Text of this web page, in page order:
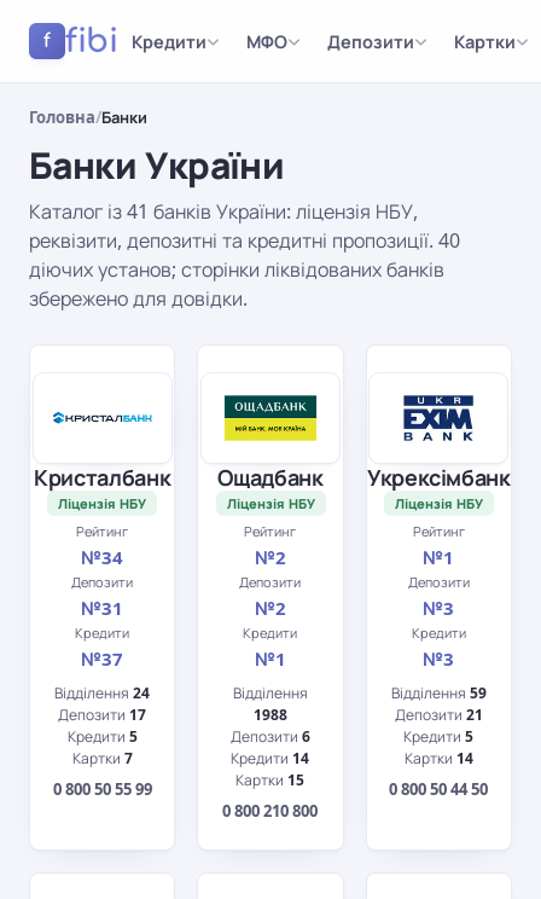
f fibi Кредити МФО Депозити Картки
Головна/Банки
Банки України
Каталог із 41 банків України: ліцензія НБУ,
реквізити, депозитні та кредитні пропозиції. 40
діючих установ; сторінки ліквідованих банків
збережено для довідки.
Кристалбанк
Ліцензія НБУ
Рейтинг
№34
Депозити
№31
Кредити
№37
Відділення24
Депозити 17
Кредити 5
Картки 7
0 800 50 55 99
Ощадбанк
Ліцензія НБУ
Рейтинг
№2
Депозити
№2
Кредити
№1
Відділення
1988
Депозити 6
Кредити 14
Картки 15
0 800 210 800
Укрексімбанк
Ліцензія НБУ
Рейтинг
№1
Депозити
№3
Кредити
№3
Відділення 59
Депозити 21
Кредити5
Картки 14
0 800 50 44 50